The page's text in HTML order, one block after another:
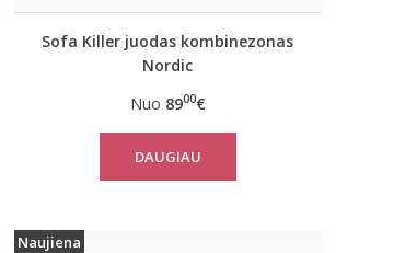
Sofa Killer juodas kombinezonas
Nordic
Nuo 8900€
DAUGIAU
Naujiena